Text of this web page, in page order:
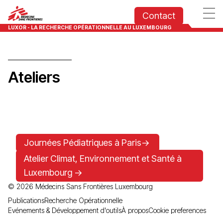
Contact
LUXOR - LA RECHERCHE OPÉRATIONNELLE AU LUXEMBOURG
Ateliers
Journées Pédiatriques à Paris->
Atelier Climat, Environnement et Santé à
Luxembourg ->
© 2026 Médecins Sans Frontières Luxembourg
PublicationsRecherche Opérationnelle
Evénements & Développement d'outilsÀ proposCookie preferences